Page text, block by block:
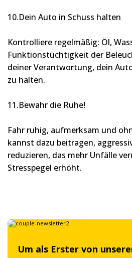
10.Dein Auto in Schuss halten
Kontrolliere regelmäßig: Öl,
Funktionstüchtigkeit der
deiner Verantwortung, dein
zu halten.
11.Bewahr die Ruhe!
Fahr ruhig, aufmerksam und
kannst dazu beitragen,
reduzieren, das mehr Unfälle
Stresspegel erhöht.
Um als Erster von